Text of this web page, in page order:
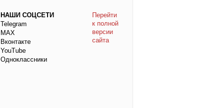
НАШИ СОЦСЕТИ
Telegram
МАХ
Вконтакте
YouTube
Одноклассники
Перейти
к полной
версии
сайта